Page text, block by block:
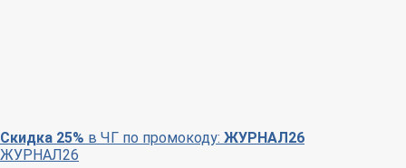
Скидка 25% в ЧГ по промокоду: ЖУРНАЛ26
ЖУРНАЛ26